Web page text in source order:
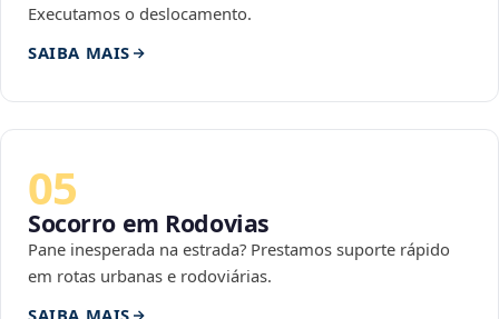
Executamos o deslocamento.
SAIBA MAIS
05
Socorro em Rodovias
Pane inesperada na estrada? Prestamos suporte rápido
em rotas urbanas e rodoviárias.